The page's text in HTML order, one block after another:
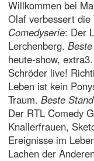
Willkommen bei
Olaf verbessert die
Comedyserie: Der
Lerchenberg.
heute-show, extra3.
Schröder live!
Leben ist kein
Traum. Beste
Der RTL Comedy
Knallerfrauen,
Ereignisse im
Lachen der